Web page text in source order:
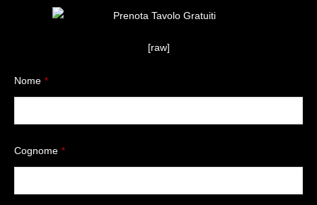
[raw]
Nome *
Cognome *